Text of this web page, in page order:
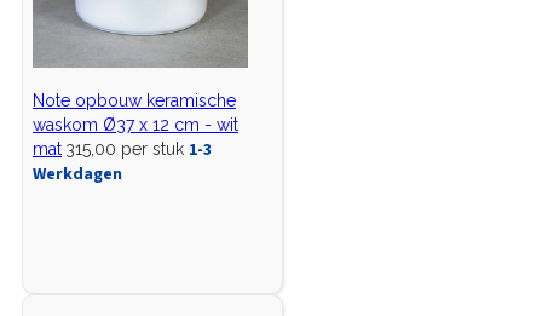
Note opbouw keramische
waskom Ø37 x 12 cm - wit
mat 315,00 per stuk 1-3
Werkdagen